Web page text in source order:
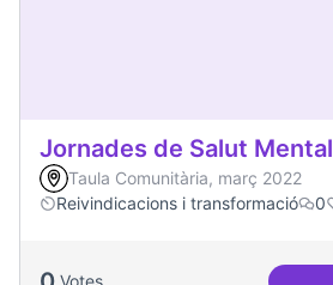
Jornades de Salut Mental
Taula Comunitària, març 2022
Reivindicacions i transformació
0